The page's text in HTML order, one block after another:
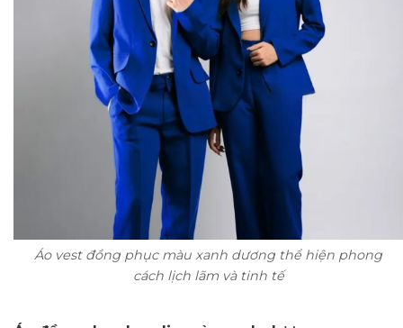
Áo vest đồng phục màu xanh dương thể hiện phong
cách lịch lãm và tinh tế